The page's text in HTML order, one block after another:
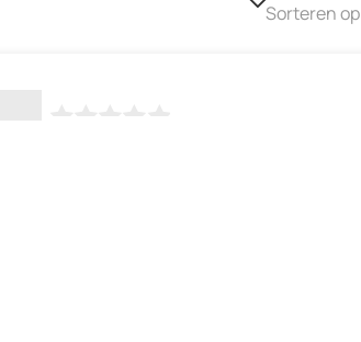
Sorteren op